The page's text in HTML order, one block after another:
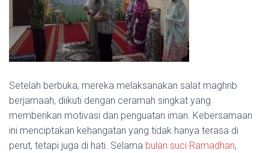
Setelah berbuka, mereka melaksanakan salat maghrib
berjamaah, diikuti dengan ceramah singkat yang
memberikan motivasi dan penguatan iman. Kebersamaan
ini menciptakan kehangatan yang tidak hanya terasa di
perut, tetapi juga di hati. Selama bulan suci Ramadhan,